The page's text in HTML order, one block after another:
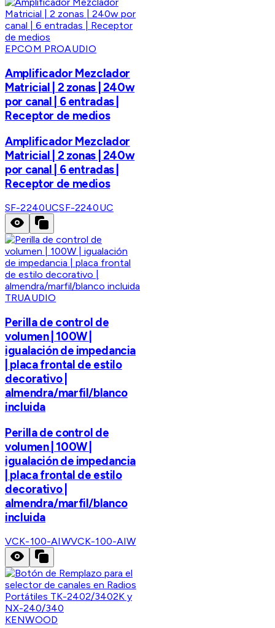
EPCOM PROAUDIO
Amplificador Mezclador
Matricial | 2 zonas | 240w
por canal | 6 entradas |
Receptor de medios
Amplificador Mezclador
Matricial | 2 zonas | 240w
por canal | 6 entradas |
Receptor de medios
SF-2240UCSF-2240UC
TRUAUDIO
Perilla de control de
volumen | 100W |
igualación de impedancia
| placa frontal de estilo
decorativo |
almendra/marfil/blanco
incluida
Perilla de control de
volumen | 100W |
igualación de impedancia
| placa frontal de estilo
decorativo |
almendra/marfil/blanco
incluida
VCK-100-AIWVCK-100-AIW
KENWOOD